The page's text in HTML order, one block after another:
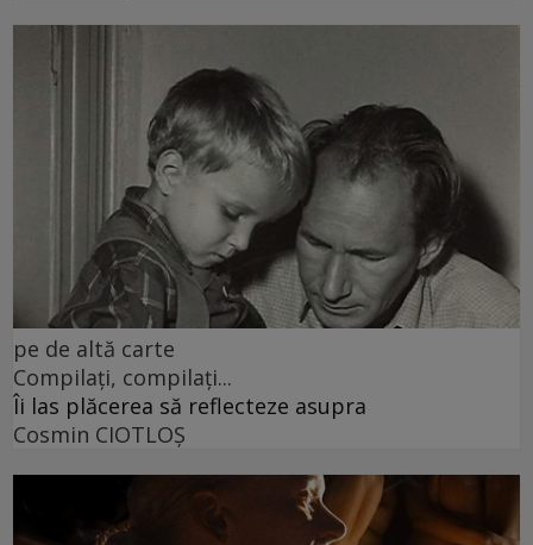
pe de altă carte
Compilați, compilați...
Îi las plăcerea să reflecteze asupra
Cosmin CIOTLOŞ